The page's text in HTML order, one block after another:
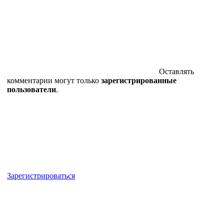
Оставлять
комментарии могут только зарегистрированные
пользователи.
Зарегистрироваться